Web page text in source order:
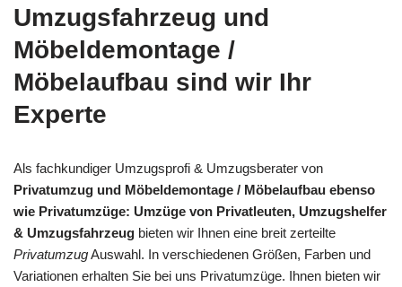
Umzugsfahrzeug und
Möbeldemontage /
Möbelaufbau sind wir Ihr
Experte
Als fachkundiger Umzugsprofi & Umzugsberater von
Privatumzug und Möbeldemontage / Möbelaufbau ebenso
wie Privatumzüge: Umzüge von Privatleuten, Umzugshelfer
& Umzugsfahrzeug bieten wir Ihnen eine breit zerteilte
PrivatumzugAuswahl. In verschiedenen Größen, Farben und
Variationen erhalten Sie bei uns Privatumzüge. Ihnen bieten wir